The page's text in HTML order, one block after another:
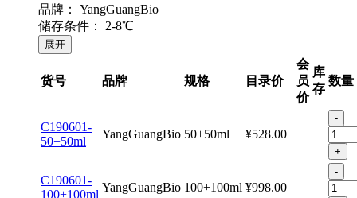
名称：
ECLplus超敏发光液
品牌： YangGuangBio
储存条件：
会
员
库
C190601-
-
+
C190601-
-